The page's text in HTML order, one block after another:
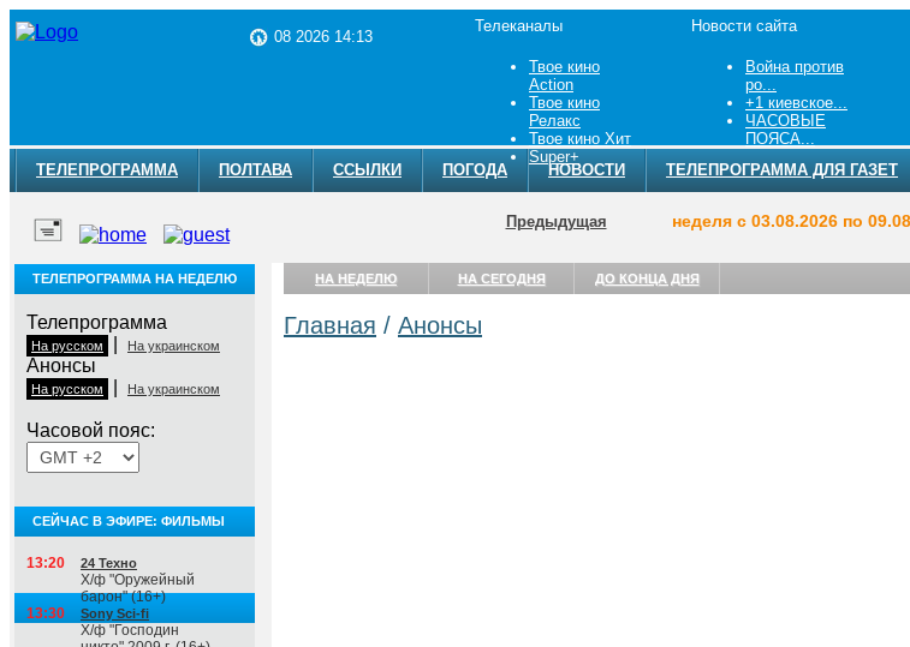
08 2026 14:13
Телеканалы
Твое кино
Action
Твое кино
Релакс
Твое кино Хит
Super+
Новости сайта
Война против
ро...
+1 киевское...
ЧАСОВЫЕ
ПОЯСА...
ТЕЛЕПРОГРАММА
ПОЛТАВА ССЫЛКИ ПОГОДА НОВОСТИ ТЕЛЕПРОГРАММА ДЛЯ ГАЗЕТ
Предыдущая неделя с 03.08.2026 по
ТЕЛЕПРОГРАММА НА НЕДЕЛЮ
Телепрограмма
На русском На украинском
Анонсы
На русском На украинском
Часовой пояс:
СЕЙЧАС В ЭФИРЕ: ФИЛЬМЫ
13:20 24 Техно
Х/ф "Оружейный
барон" (16+)
13:30
Sony Sci-fi
Х/ф "Господин
НА НЕДЕЛЮ НА СЕГОДНЯ ДО КОНЦА ДНЯ
Главная / Анонсы